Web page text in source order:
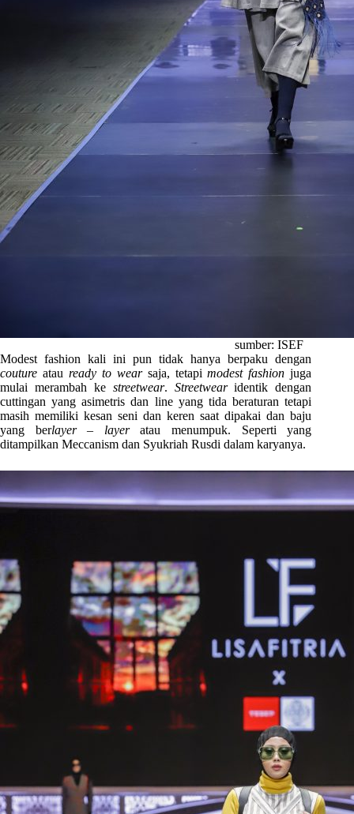
sumber: ISEF
Modest fashion kali ini pun tidak hanya berpaku dengan
couture atau ready to wearsaja, tetapimodest fashion juga
mulai merambah ke streetwear. Streetwearidentik dengan
cuttingan yang asimetris dan line yang tida beraturan tetapi
masih memiliki kesan seni dan keren saat dipakai dan baju
yang berlayer – layeratau menumpuk. Seperti yang
ditampilkan Meccanism dan Syukriah Rusdi dalam karyanya.